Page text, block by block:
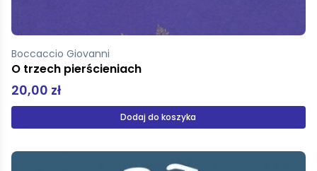
Boccaccio Giovanni
O trzech pierścieniach
20,00 zł
Dodaj do koszyka